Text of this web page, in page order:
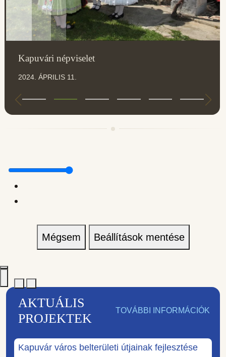
Kapuvári népviselet
2024. ÁPRILIS 11.
Mégsem Beállítások mentése
AKTUÁLIS
PROJEKTEK
TOVÁBBI INFORMÁCIÓK
Kapuvár város belterületi útjainak fejlesztése